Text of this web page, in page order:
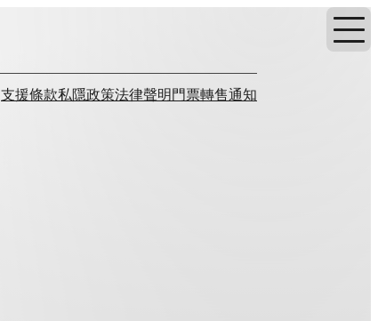
支援條款私隱政策法律聲明門票轉售通知